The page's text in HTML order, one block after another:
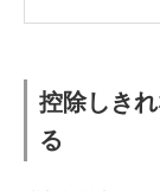
控除しき
る